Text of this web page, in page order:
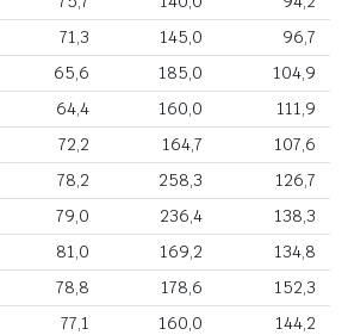
71,3 145,0
96,7
65,6 185,0
104,9
64,4 160,0
111,9
72,2 164,7
107,6
78,2 258,3
126,7
79,0 236,4
138,3
81,0 169,2
134,8
78,8 178,6
152,3
77,1 160,0
144,2